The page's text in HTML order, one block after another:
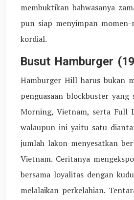
membuktikan bahwasanya
pun siap menyimpan momen-
kordial.
Busut Hamburger
Hamburger Hill harus bukan
penguasaan blockbuster yang
Morning, Vietnam, serta Full
walaupun ini yaitu satu
jumlah lakon menyesatkan
Vietnam. Ceritanya
bersama loyalitas dengan
melalaikan perkelahian.